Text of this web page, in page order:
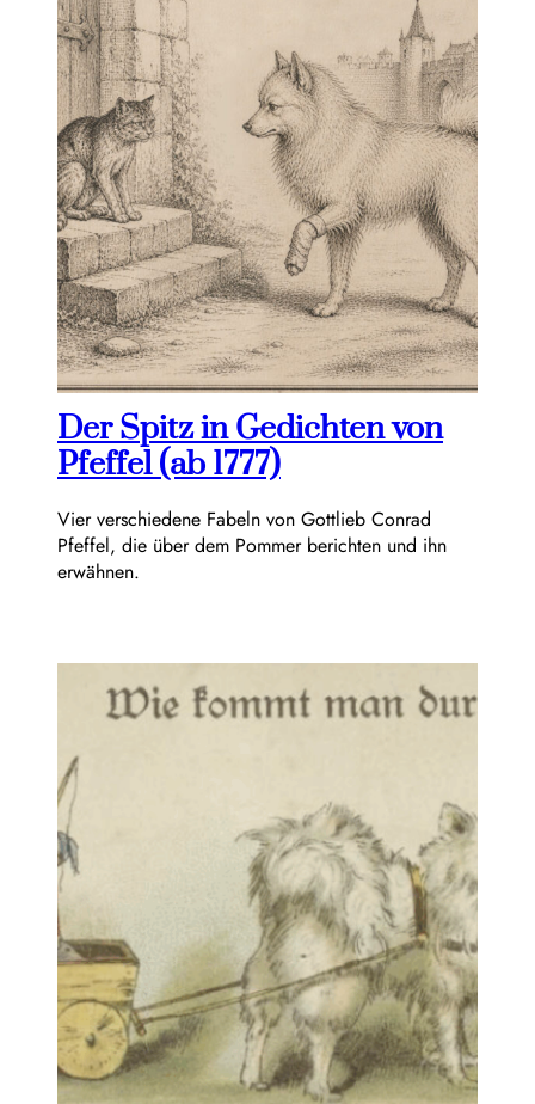
Der Spitz in Gedichten von
Pfeffel (ab 1777)
Vier verschiedene Fabeln von Gottlieb Conrad
Pfeffel, die über dem Pommer berichten und ihn
erwähnen.